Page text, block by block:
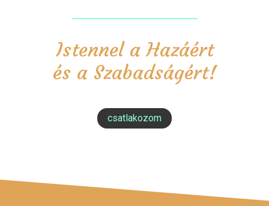
Istennel a Hazáért
és a Szabadságért!
csatlakozom